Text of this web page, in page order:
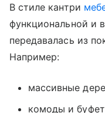
В стиле кантри
функциональной и
передавалась из
Например:
массивные
комоды и